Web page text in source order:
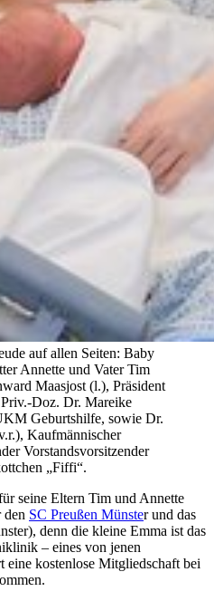
auf allen Seiten: Baby
Annette und Vater Tim
Maasjost (l.), Präsident
Doz. Dr. Mareike
Geburtshilfe, sowie Dr.
Kaufmännischer
Vorstandsvorsitzender
„Fiffi“.
seine Eltern Tim und Annette
den SC Preußen Münster und das
denn die kleine Emma ist das
– eines von jenen
eine kostenlose Mitgliedschaft bei